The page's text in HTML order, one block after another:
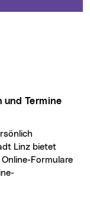
Linz bietet
Formulare